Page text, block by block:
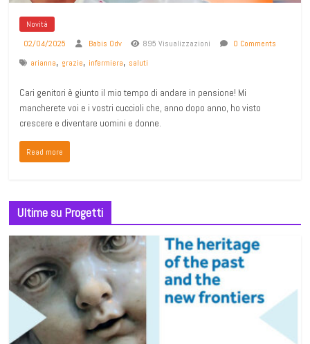
Novità
02/04/2025
Babis Odv 895 Visualizzazioni
0 Comments
arianna, grazie, infermiera, saluti
Cari genitori è giunto il mio tempo di andare in pensione! Mi
mancherete voi e i vostri cuccioli che, anno dopo anno, ho visto
crescere e diventare uomini e donne.
Read more
Ultime su Progetti